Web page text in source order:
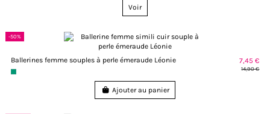
Voir
-50%
Ballerines femme souples à perle émeraude Léonie 7,45 €
14,90 €
Ajouter au panier